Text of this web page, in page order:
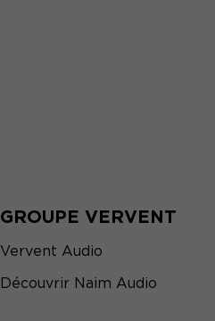
GROUPE VERVENT
Vervent Audio
Découvrir Naim Audio